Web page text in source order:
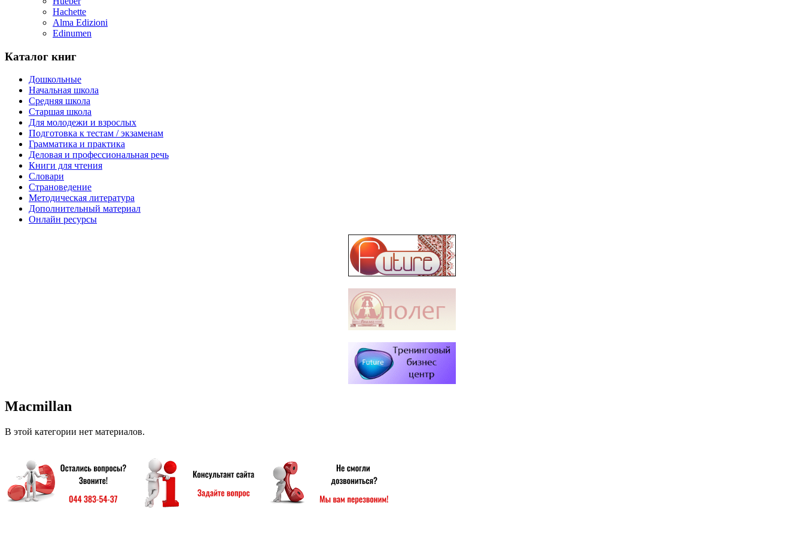
Hachette
Alma Edizioni
Edinumen
Каталог книг
Дошкольные
Начальная школа
Средняя школа
Cтаршая школа
Для молодежи и взрослых
Подготовка к тестам / экзаменам
Грамматика и практика
Деловая и профессиональная речь
Книги для чтения
Словари
Страноведение
Методическая литература
Дополнительный материал
Онлайн ресурсы
Macmillan
В этой категории нет материалов.